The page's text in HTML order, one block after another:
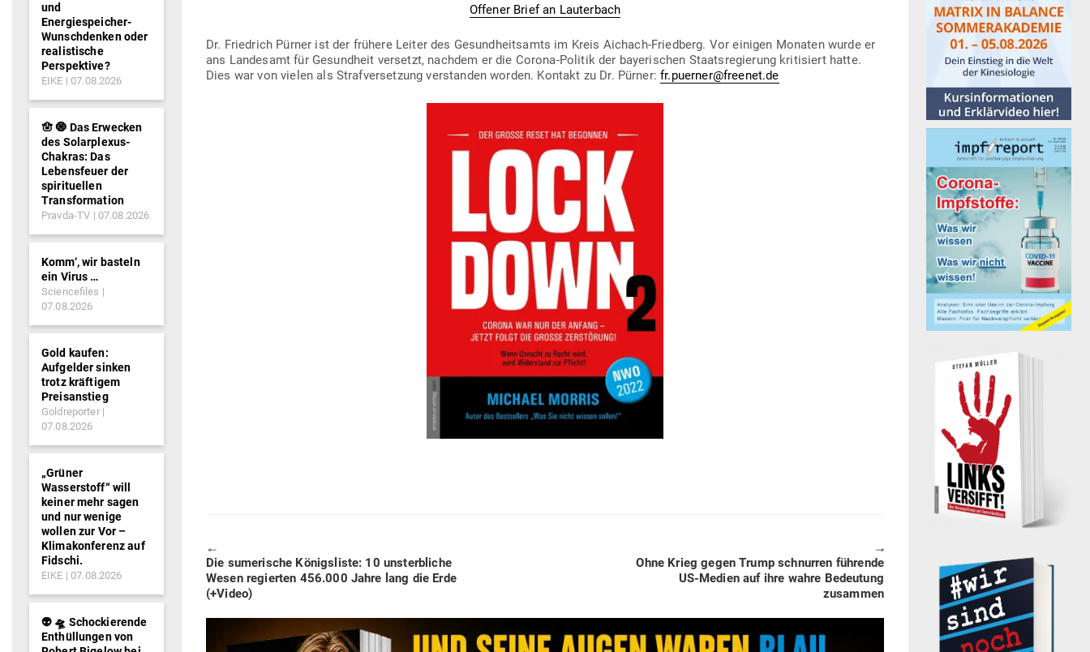
Offener Brief an Lauterbach
Dr. Friedrich Pürner ist der frühere Leiter des Gesund­heitsamts im Kreis Aichach-Friedberg. Vor einigen Monaten wurde er
ans Lan­desamt für Gesundheit ver­setzt, nachdem er die Corona-Politik der baye­ri­schen Staats­re­gierung kri­ti­siert hatte.
Dies war von vielen als Straf­ver­setzung ver­standen worden. Kontakt zu Dr. Pürner:fr.puerner@freenet.de
🠔
Previous
post:
Die sume­rische Königs­liste: 10 unsterb­liche
Wesen regierten 456.000 Jahre lang die Erde
(+Video)
🠖
Next
Ohne Krieg gegen Trump schnurren füh­rende
US-Medien auf ihre wahre Bedeutung
zusammen
und
Energiespeicher-
Wunschdenken oder
realistische
Perspektive?
EIKE 07.08.2026
🪬 🧿 Das Erwecken
des Solarplexus-
Chakras: Das
Lebensfeuer der
spirituellen
Transformation
Pravda-TV 07.08.2026
Komm‘, wir basteln
ein Virus …
Sciencefiles
07.08.2026
Gold kaufen:
Aufgelder sinken
trotz kräftigem
Preisanstieg
Goldreporter
07.08.2026
„Grüner
Wasserstoff“ will
keiner mehr sagen
und nur wenige
wollen zur Vor –
Klimakonferenz auf
Fidschi.
EIKE 07.08.2026
👽 🛸 Schockierende
Enthüllungen von